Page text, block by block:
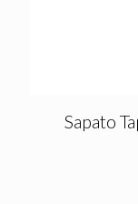
Sapato